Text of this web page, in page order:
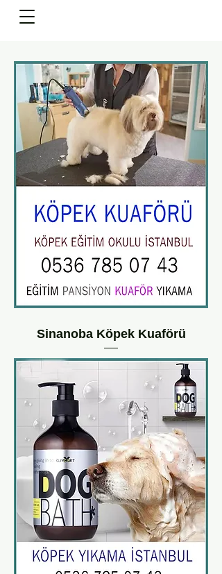
Sinanoba Köpek Kuaförü